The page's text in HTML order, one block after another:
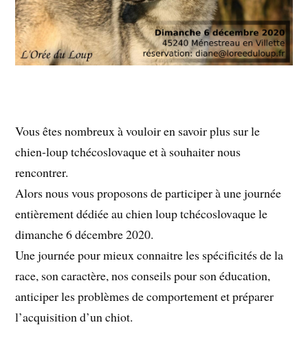
Vous êtes nombreux à vouloir en savoir plus sur le
chien-loup tchécoslovaque et à souhaiter nous
rencontrer.
Alors nous vous proposons de participer à une journée
entièrement dédiée au chien loup tchécoslovaque le
dimanche 6 décembre 2020.
Une journée pour mieux connaitre les spécificités de la
race, son caractère, nos conseils pour son éducation,
anticiper les problèmes de comportement et préparer
l’acquisition d’un chiot.